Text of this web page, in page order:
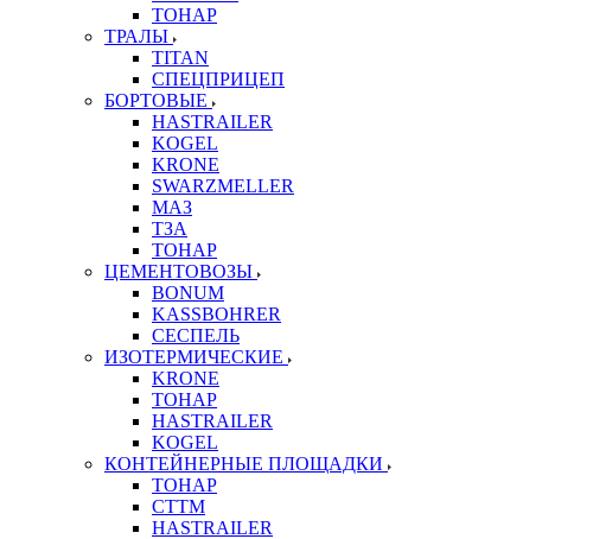
ТОНАР
ТРАЛЫ
TITAN
СПЕЦПРИЦЕП
БОРТОВЫЕ
HASTRAILER
KOGEL
KRONE
SWARZMELLER
МАЗ
ТЗА
ТОНАР
ЦЕМЕНТОВОЗЫ
BONUM
KASSBOHRER
СЕСПЕЛЬ
ИЗОТЕРМИЧЕСКИЕ
KRONE
ТОНАР
HASTRAILER
KOGEL
КОНТЕЙНЕРНЫЕ ПЛОЩАДКИ
ТОНАР
CTTM
HASTRAILER